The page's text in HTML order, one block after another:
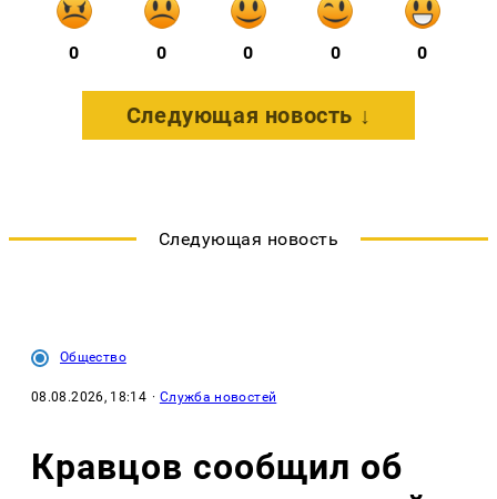
0 0 0 0 0
Следующая новость ↓
Следующая новость
Общество
08.08.2026, 18:14 · Служба новостей
Кравцов сообщил об